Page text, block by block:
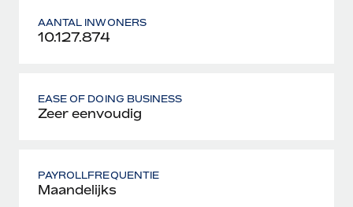
AANTAL INWONERS
10.127.874
EASE OF DOING BUSINESS
Zeer eenvoudig
PAYROLLFREQUENTIE
Maandelijks